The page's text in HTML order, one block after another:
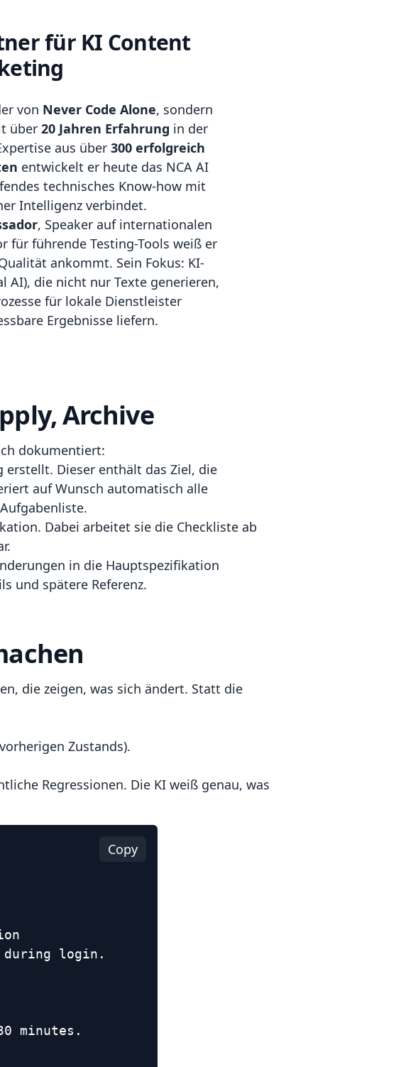
für KI Content
von Never Code Alone, sondern
über20 Jahren Erfahrung in der
aus über300 erfolgreich
entwickelt er heute das NCA AI
technisches Know-how mit
Intelligenz verbindet.
, Speaker auf internationalen
für führende Testing-Tools weiß er
ankommt. Sein Fokus: KI-
AI), die nicht nur Texte generieren,
für lokale Dienstleister
Ergebnisse liefern.
Archive
dokumentiert:
Dieser enthält das Ziel, die
auf Wunsch automatisch alle
Dabei arbeitet sie die Checkliste ab
in die Hauptspezifikation
und spätere Referenz.
die zeigen, was sich ändert. Statt die
Zustands).
Regressionen. Die KI weiß genau, was
Copy
during login.
minutes.